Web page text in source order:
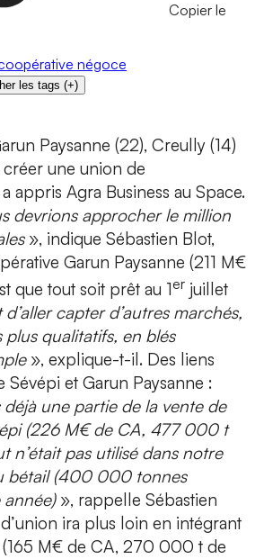
Copier le
négoce
les tags (+)
Paysanne (22), Creully (14)
une union de
appris Agra Business au Space.
devrions approcher le million
», indique Sébastien Blot,
Garun Paysanne (211 M€
que tout soit prêt au 1er juillet
d’aller capter d’autres marchés,
qualitatifs, en blés
», explique-t-il. Des liens
Sévépi et Garun Paysanne :
une partie de la vente de
(226 M€ de CA, 477 000 t
n’était pas utilisé dans notre
bétail (400 000 tonnes
», rappelle Sébastien
ira plus loin en intégrant
M€ de CA, 270 000 t de